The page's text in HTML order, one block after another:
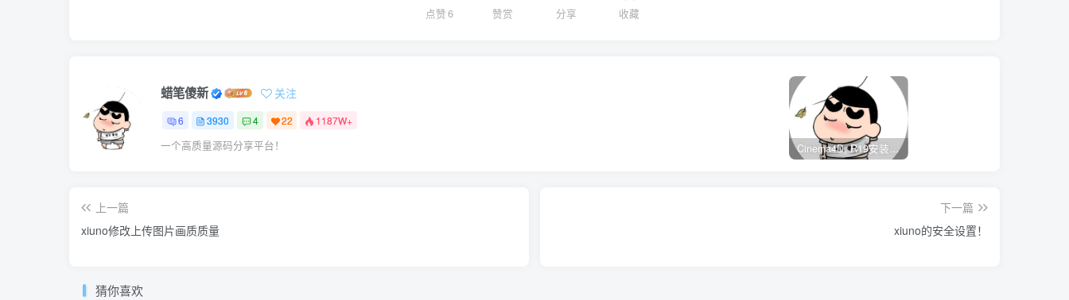
点赞6 赞赏 分享 收藏
蜡笔傻新 关注
6 3930 4 22 1187W+
一个高质量源码分享平台！ Cinema4D, R19安装包开心版带序列号
上一篇
xiuno修改上传图片画质质量
下一篇
xiuno的安全设置！
猜你喜欢